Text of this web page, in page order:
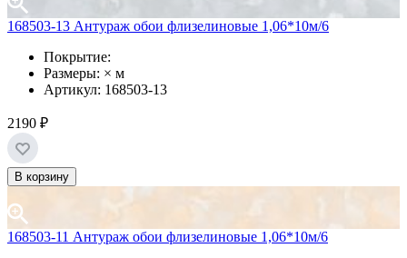
168503-13 Антураж обои флизелиновые 1,06*10м/6
Покрытие:
Размеры: × м
Артикул: 168503-13
2190 ₽
В корзину
168503-11 Антураж обои флизелиновые 1,06*10м/6